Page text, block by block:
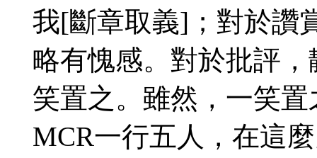
我[斷章取義]；對於讚
略有愧感。對於批評
笑置之。雖然，一笑
MCR一行五人，在這